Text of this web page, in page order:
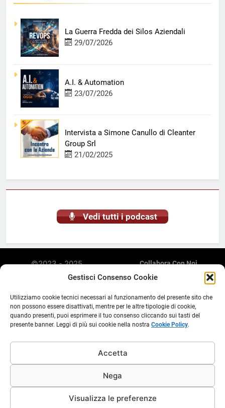
Gestisci Consenso Cookie
Utilizziamo cookie tecnici necessari al funzionamento del presente sito che
non possono essere disattivati, mentre per le altre tipologie di cookie,
quando presenti, puoi esprimere il tuo consenso cliccando sui tasti del
presente banner. Leggi di più sui cookie nella nostra Cookie Policy.
Accetta
Nega
Visualizza le preferenze
La Guerra Fredda dei Silos Aziendali
29/07/2026
A.I. & Automation
23/07/2026
Intervista a Simone Canullo di Cleanter
Group Srl
21/02/2025
Vedi tutti i podcast
©2023 - 2025
Radiomarketing è una
streaming, podcasting,
aggregatore di contenuti e
diffusione comunicati
stampa. Non è una testata
giornalistica e il suo
periodico. Sito gestito in
Ass. Modus P.IVA
05096700280
Collabora Con Noi
Privacy Policy
Abusi E Violazione Di Copyright
Discalimer E Note Legali
Inserimento Comunicati
Stampa E Contenuti Su